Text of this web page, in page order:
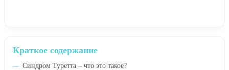
Краткое содержание
Синдром Туретта – что это такое?